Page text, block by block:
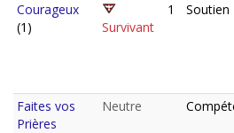
Courageux
(1)
Survivant
1 Soutien
Faites vos
Prières
Neutre